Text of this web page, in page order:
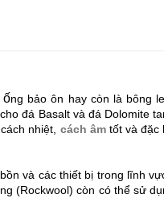
ống bảo ôn hay còn là bông
đá Basalt và đá Dolomite
nhiệt, cách âm tốt và đặc
và các thiết bị trong lĩnh
(Rockwool) còn có thể sử